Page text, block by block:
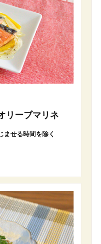
リーブマリネ
せる時間を除く